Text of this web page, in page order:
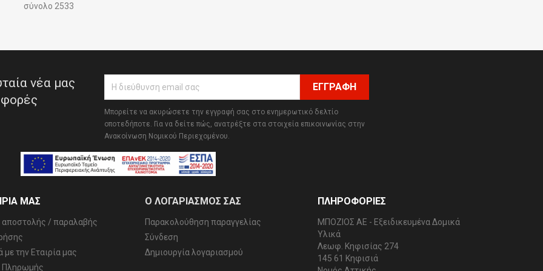
σύνολο 2533
νέα μας
Μπορείτε να ακυρώσετε την εγγραφή σας στο ενημερωτικό δελτίο
οποτεδήποτε. Για να δείτε πώς, ανατρέξτε στα στοιχεία επικοινωνίας στην
Ανακοίνωση Νομικού Περιεχομένου.
ΜΑΣ
αποστολής / παραλαβής
με την Εταιρία μας
Πληρωμής
Ο ΛΟΓΑΡΙΑΣΜΌΣ ΣΑΣ
Παρακολούθηση παραγγελίας
Σύνδεση
Δημιουργία λογαριασμού
ΠΛΗΡΟΦΟΡΊΕΣ
ΜΠΟΖΙΟΣ ΑΕ - Εξειδικευμένα Δομικά
Υλικά
Λεωφ. Κηφισίας 274
145 61 Κηφισιά